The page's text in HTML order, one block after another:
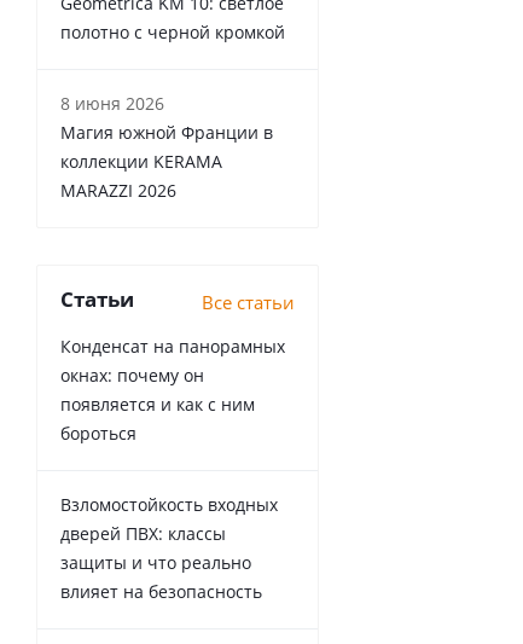
полотно с черной кромкой
8 июня 2026
Магия южной Франции в
коллекции KERAMA
MARAZZI 2026
Статьи Все статьи
Конденсат на панорамных
окнах: почему он
появляется и как с ним
бороться
Взломостойкость входных
дверей ПВХ: классы
защиты и что реально
влияет на безопасность